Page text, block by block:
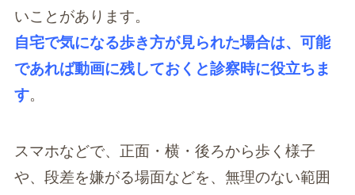
いことがあります。
自宅で気になる歩き方が見られた場合は、可能
であれば動画に残しておくと診察時に役立ちま
す。
スマホなどで、正面・横・後ろから歩く様子
や、段差を嫌がる場面などを、無理のない範囲